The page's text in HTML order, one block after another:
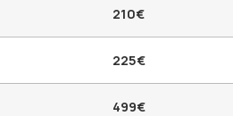
210€
225€
499€